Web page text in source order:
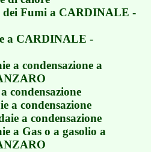
dei Fumi a CARDINALE -
a CARDINALE -
a condensazione a
condensazione
a condensazione
a condensazione
a Gas o a gasolio a